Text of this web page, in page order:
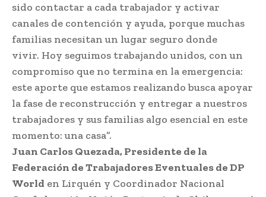
sido contactar a cada trabajador y activar
canales de contención y ayuda, porque muchas
familias necesitan un lugar seguro donde
vivir. Hoy seguimos trabajando unidos, con un
compromiso que no termina en la emergencia:
este aporte que estamos realizando busca apoyar
la fase de reconstrucción y entregar a nuestros
trabajadores y sus familias algo esencial en este
momento: una casa”.
Juan Carlos Quezada, Presidente de la
Federación de Trabajadores Eventuales de DP
World en Lirquén y Coordinador Nacional